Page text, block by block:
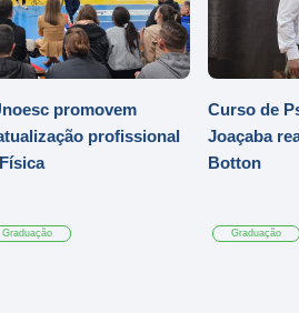
promovem
profissional
Graduação
Curso de
Joaçaba
Botton
Graduação